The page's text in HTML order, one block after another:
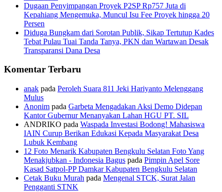
Dugaan Penyimpangan Proyek P2SP Rp757 Juta di
Kepahiang Mengemuka, Muncul Isu Fee Proyek hingga 20
Persen
Diduga Bungkam dari Sorotan Publik, Sikap Tertutup Kades
Tebat Pulau Tuai Tanda Tanya, PKN dan Wartawan Desak
Transparansi Dana Desa
Komentar Terbaru
anak pada Peroleh Suara 811 Jeki Hariyanto Melenggang
Mulus
Anonim pada Garbeta Mengadakan Aksi Demo Didepan
Kantor Gubernur Menanyakan Lahan HGU PT. SIL
ANDRIKO pada Waspada Investasi Bodong! Mahasiswa
IAIN Curup Berikan Edukasi Kepada Masyarakat Desa
Lubuk Kembang
12 Foto Menarik Kabupaten Bengkulu Selatan Foto Yang
Menakjubkan - Indonesia Bagus pada Pimpin Apel Sore
Kasad Satpol-PP Damkar Kabupaten Bengkulu Selatan
Cetak Buku Murah pada Mengenal STCK, Surat Jalan
Pengganti STNK